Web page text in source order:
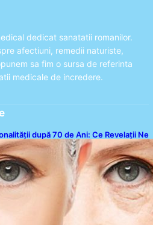
dedicat sanatatii romanilor.
afectiuni, remedii naturiste,
sa fim o sursa de referinta
medicale de incredere.
după 70 de Ani: Ce Revelații Ne
Psihologice